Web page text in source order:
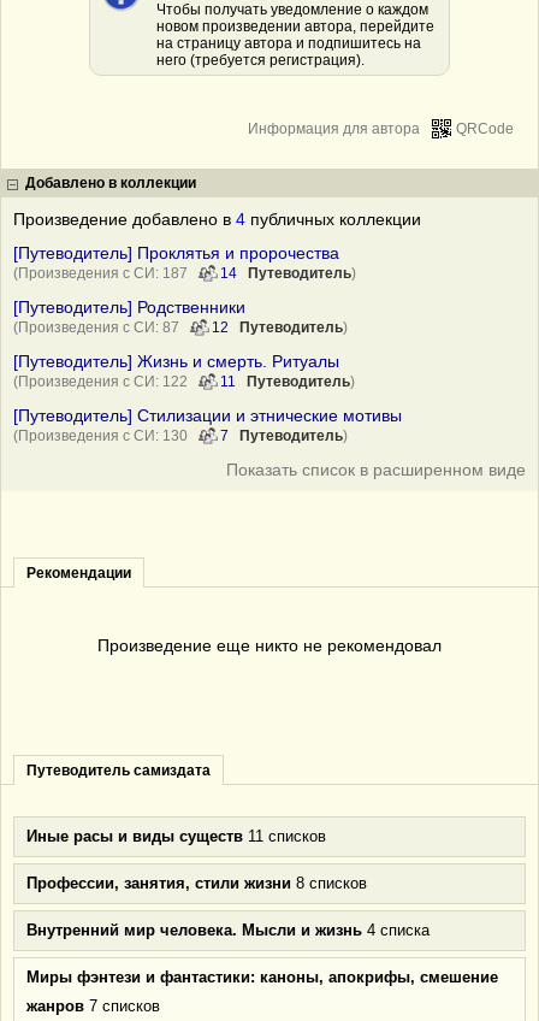
Чтобы получать уведомление о каждом
новом произведении автора, перейдите
на страницу автора и подпишитесь на
него (требуется регистрация).
QRCode
Информация для автора
Добавлено в коллекции
Произведение добавлено в 4 публичных коллекции
[Путеводитель] Проклятья и пророчества
(Произведения с СИ: 187 14 Путеводитель)
[Путеводитель] Родственники
(Произведения с СИ: 87 12 Путеводитель)
[Путеводитель] Жизнь и смерть. Ритуалы
(Произведения с СИ: 122 11 Путеводитель)
[Путеводитель] Стилизации и этнические мотивы
(Произведения с СИ: 130 7 Путеводитель)
Показать список в расширенном виде
Рекомендации
Произведение еще никто не рекомендовал
Путеводитель самиздата
Иные расы и виды существ 11 списков
Профессии, занятия, стили жизни 8 списков
Внутренний мир человека. Мысли и жизнь 4 списка
Миры фэнтези и фантастики: каноны, апокрифы, смешение
жанров 7 списков